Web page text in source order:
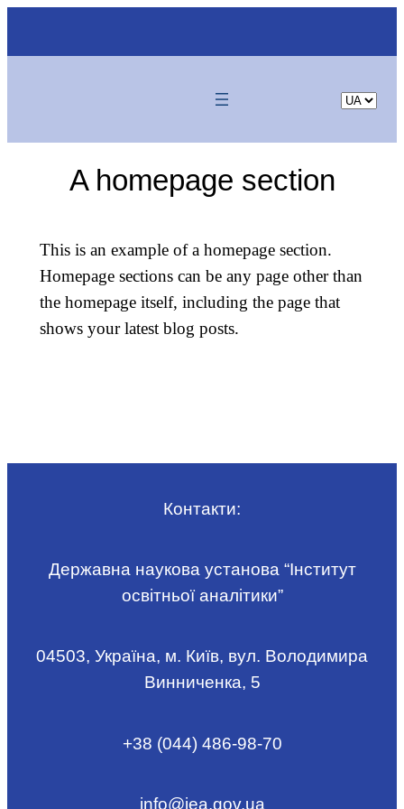
Choose
A homepage section
This is an example of a homepage section.
Homepage sections can be any page other than
the homepage itself, including the page that
shows your latest blog posts.
Контакти:
Державна наукова установа “Інститут
освітньої аналітики”
04503, Україна, м. Київ, вул. Володимира
Винниченка, 5
+38 (044) 486-98-70
info@iea.gov.ua